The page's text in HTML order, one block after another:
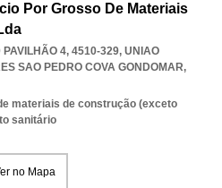
Por Grosso De Materiais
4, 4510-329, UNIAO
SAO PEDRO COVA GONDOMAR,
materiais de construção (exceto
sanitário
no Mapa